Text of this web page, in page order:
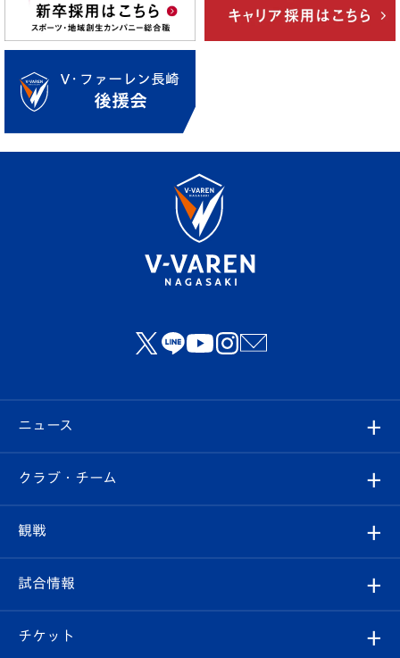
ニュース
すべて
クラブ
試合情報
クラブ・チーム
クラブ概要
観戦
観戦ルール
試合情報
試合日程/結果
チケット